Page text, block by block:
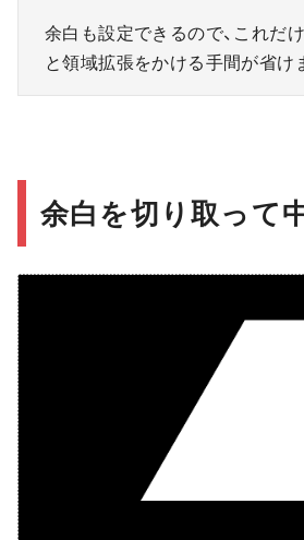
余白も設定できるので、これだ
と領域拡張をかける手間が省け
余白を切り取って